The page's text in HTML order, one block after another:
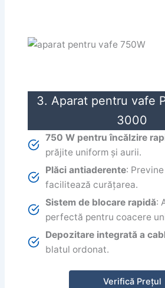
3. Aparat pentru vafe
3000
750 W pentru încălzire
prăjite uniform și aurii.
Plăci antiaderente:
facilitează curățarea.
Sistem de blocare rapidă:
perfectă pentru coacere
Depozitare integrată a
blatul ordonat.
Verifică Prețul